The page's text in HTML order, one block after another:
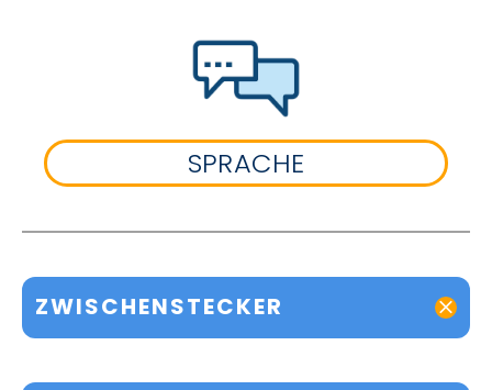
SPRACHE
ZWISCHENSTECKER